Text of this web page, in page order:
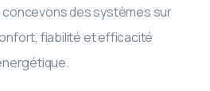
des systèmes sur
fiabilité et efficacité